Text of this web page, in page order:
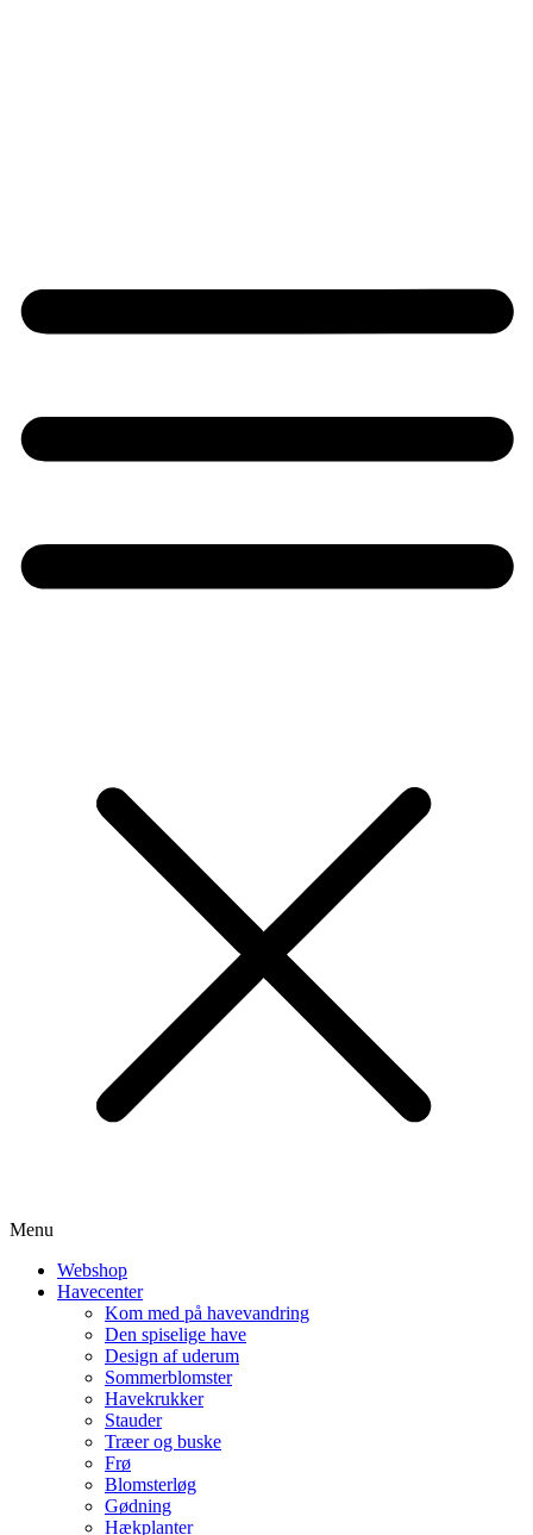
Menu
Webshop
Havecenter
Kom med på havevandring
Den spiselige have
Design af uderum
Sommerblomster
Havekrukker
Stauder
Træer og buske
Frø
Blomsterløg
Gødning
Hækplanter